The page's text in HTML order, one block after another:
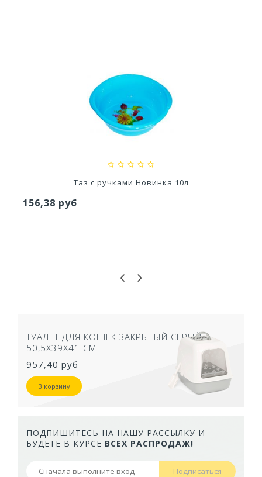
Кашпо Блюз (1,5л.) Цв. Пунш (Арт. КШ-8632)
Таз с ручками Новинка 10л
156,38 руб
ТУАЛЕТ ДЛЯ КОШЕК ЗАКРЫТЫЙ СЕРЫЙ
50,5Х39Х41 СМ
957,40 руб
В корзину
ПОДПИШИТЕСЬ НА НАШУ РАССЫЛКУ И
БУДЕТЕ В КУРСЕ ВСЕХ РАСПРОДАЖ!
Подписаться